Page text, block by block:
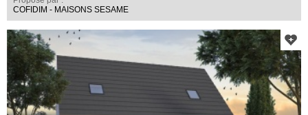
COFIDIM - MAISONS SESAME